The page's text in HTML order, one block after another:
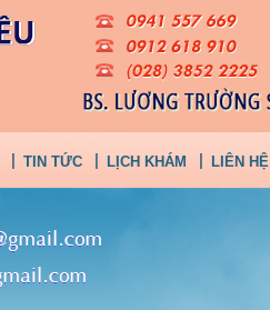
TIN TỨC LỊCH KHÁM LIÊN HỆ